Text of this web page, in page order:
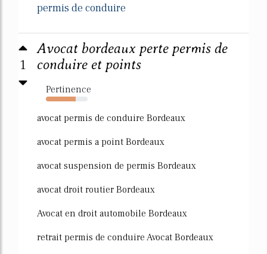
permis de conduire
1
Avocat bordeaux perte permis de
conduire et points
Pertinence
72%
avocat permis de conduire Bordeaux
avocat permis a point Bordeaux
avocat suspension de permis Bordeaux
avocat droit routier Bordeaux
Avocat en droit automobile Bordeaux
retrait permis de conduire Avocat Bordeaux